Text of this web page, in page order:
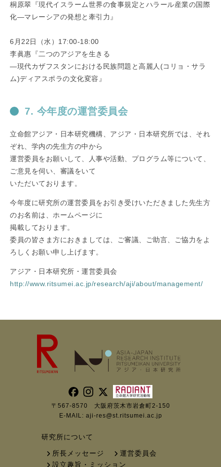
桐原翠『現代イスラーム世界の食事規定とハラール産業の国際
化―マレーシアの発想と牽引力』
6月22日（水）17:00-18:00
李眞惠『二つのアジアを生きる
―現代カザフスタンにおける民族問題と高麗人(コリョ・サラ
ム)ディアスポラの文化変容』
7. 今年度の運営委員会
立命館アジア・日本研究機構、アジア・日本研究所では、それ
ぞれ、学内の先生方の中から
運営委員をお願いして、人事や活動、プログラム等について、
ご意見を伺い、審議をいて
いただいております。
今年度に研究所の運営委員をお引き受けいただきました先生方
のお名前は、ホームページに
掲載しております。
委員の皆さま方におきましては、ご審議、ご助言、ご協力をよ
ろしくお願い申し上げます。
アジア・日本研究所・運営委員会
http://www.ritsumei.ac.jp/research/aji/about/management/
〒567-8570 大阪府茨木市岩倉町2-150
E-MAIL: aji-res@st.ritsumei.ac.jp
研究所について
所長メッセージ
運営委員会
設立趣旨・ミッション